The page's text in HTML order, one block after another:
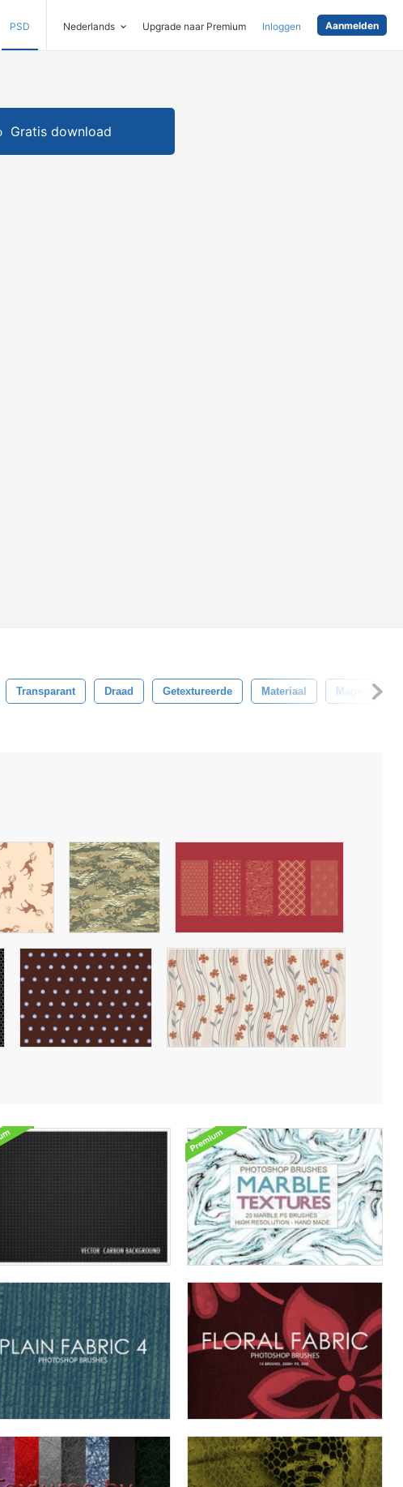
PSD Nederlands Upgrade naar Premium Inloggen Aanmelden
Gratis download
Transparant Draad Getextureerde Materiaal Magenta